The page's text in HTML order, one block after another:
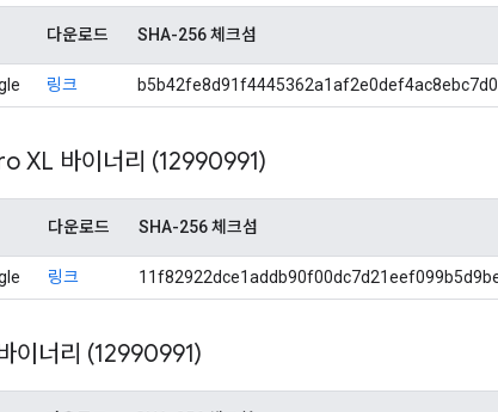
다운로드 SHA-256 체크섬
링크
XL 바이너리 (12990991)
다운로드 SHA-256 체크섬
링크
이너리 (12990991)